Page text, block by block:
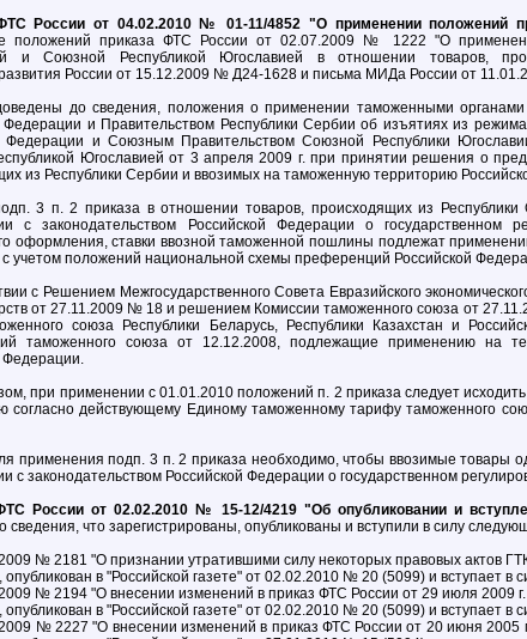
России от 04.02.2010 № 01-11/4852 "О применении положений
положений приказа ФТС России от 02.07.2009 № 1222 "О
и Союзной Республикой Югославией в отношении товаров,
России от 15.12.2009 № Д24-1628 и письма МИДа России от
до сведения, положения о применении таможенными
Федерации и Правительством Республики Сербии об изъятиях из
Федерации и Союзным Правительством Союзной Республики
Югославией от 3 апреля 2009 г. при принятии решения о
из Республики Сербии и ввозимых на таможенную территорию
3 п. 2 приказа в отношении товаров, происходящих из
с законодательством Российской Федерации о государственном
оформления, ставки ввозной таможенной пошлины подлежат
учетом положений национальной схемы преференций Российской
с Решением Межгосударственного Совета Евразийского
от 27.11.2009 № 18 и решением Комиссии таможенного союза от
союза Республики Беларусь, Республики Казахстан и
таможенного союза от 12.12.2008, подлежащие применению на
Федерации.
при применении с 01.01.2010 положений п. 2 приказа следует
согласно действующему Единому таможенному тарифу таможенного
применения подп. 3 п. 2 приказа необходимо, чтобы ввозимые товары
с законодательством Российской Федерации о государственном
России от 02.02.2010 № 15-12/4219 "Об опубликовании и
сведения, что зарегистрированы, опубликованы и вступили в силу
№ 2181 "О признании утратившими силу некоторых правовых актов
в "Российской газете" от 02.02.2010 № 20 (5099) и вступает в
№ 2194 "О внесении изменений в приказ ФТС России от 29 июля 2009
в "Российской газете" от 02.02.2010 № 20 (5099) и вступает в
№ 2227 "О внесении изменений в приказ ФТС России от 20 июня 2005